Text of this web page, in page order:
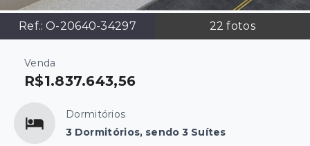
Ref.:O-20640-34297 22 fotos
Venda
R$1.837.643,56
Dormitórios
3 Dormitórios, sendo 3 Suítes